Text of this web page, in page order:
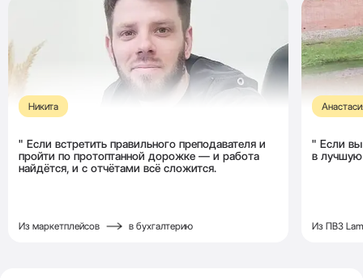
Никита
Если встретить правильного преподавателя и
пройти по протоптанной дорожке — и работа
найдётся, и с отчётами всё сложится.
Из маркетплейсов в бухгалтерию
Если
в
Из ПВЗ